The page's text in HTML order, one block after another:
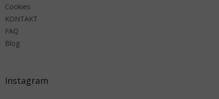
Cookies
KONTAKT
FAQ
Blog
Instagram